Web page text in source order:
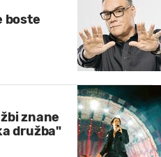
boste
znane
družba"